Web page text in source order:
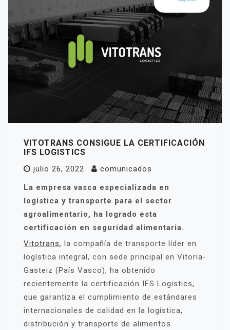
VITOTRANS CONSIGUE LA CERTIFICACIÓN
IFS LOGISTICS
julio 26, 2022
comunicados
La empresa vasca especializada en
logística y transporte para el sector
agroalimentario, ha logrado esta
certificación en seguridad alimentaria.
Vitotrans, la compañía de transporte líder en
logística integral, con sede principal en Vitoria-
Gasteiz (País Vasco), ha obtenido
recientemente la certificación IFS Logistics,
que garantiza el cumplimiento de estándares
internacionales de calidad en la logística,
distribución y transporte de alimentos.